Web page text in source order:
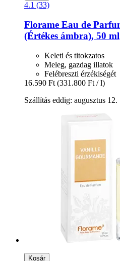
4.1 (33)
Florame Eau de
(Értékes ámbra), 50 ml
Keleti és titokzatos
Meleg, gazdag illatok
Felébreszti érzékiségét
16.590 Ft (331.800 Ft / l)
Szállítás eddig: augusztus 12.
Kosár